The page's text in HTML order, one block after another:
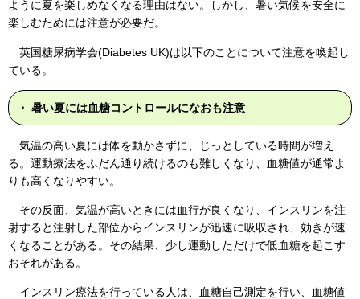
ように夏を楽しめなくなる理由はない。しかし、暑い気候を安全に
楽しむためには注意が必要だ。
英国糖尿病学会(Diabetes UK)は以下のことについて注意を喚起し
ている。
・ 暑い夏には血糖コントロールになおも注意
気温の高い夏には体を動かさずに、じっとしている時間が増え
る。運動療法をふだん通り続けるのも難しくなり、血糖値が通常よ
りも高くなりやすい。
その反面、気温が高いときには血行が良くなり、インスリンを注
射すると注射した部位からインスリンが迅速に吸収され、効きが速
くなることがある。その結果、少し運動しただけで低血糖を起こす
おそれがある。
インスリン療法を行っている人は、血糖自己測定を行い、血糖値